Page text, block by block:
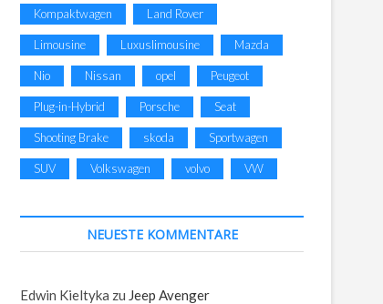
Kompaktwagen Land Rover
Limousine Luxuslimousine Mazda
Nio Nissan opel Peugeot
Plug-in-Hybrid Porsche Seat
Shooting Brake skoda Sportwagen
SUV Volkswagen volvo VW
NEUESTE KOMMENTARE
Edwin Kieltyka zu Jeep Avenger